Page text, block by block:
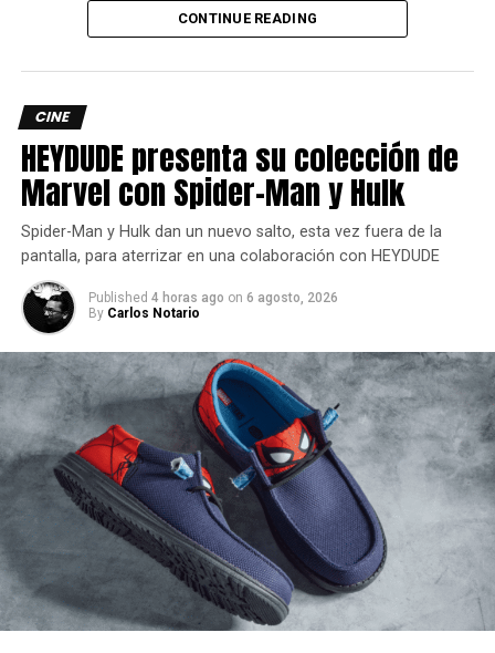
enterado de lo más atractivo del mundo geek, además
comments
RELATED TOPICS: ACTUALIZACIÓN
CONTENIDO
HELLDIVERS2
MULTIPLAYER
Transformers One lanza un nuevo y épico
tráiler
DON'T MISS
Netflix convierte a Jeff Goldblum en Zeus en
nueva serie
Carlos Notario
CONTINUE READING
CINE
HEYDUDE presenta su colección de
Marvel con Spider-Man y Hulk
Spider-Man y Hulk dan un nuevo salto, esta vez fuera de la
pantalla, para aterrizar en una colaboración con HEYDUDE
Published 4 horas ago on 6 agosto, 2026
By Carlos Notario